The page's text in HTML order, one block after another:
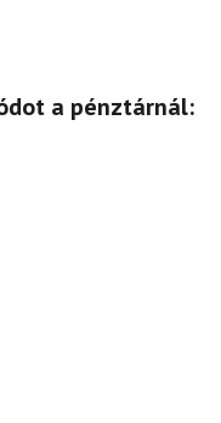
a pénztárnál: